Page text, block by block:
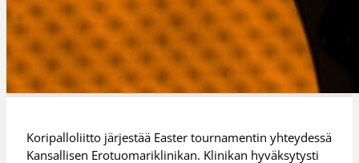
Koripalloliitto järjestää Easter tournamentin yhteydessä
Kansallisen Erotuomariklinikan. Klinikan hyväksytysti